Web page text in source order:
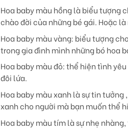
Hoa baby màu hồnglà biểu tượng
chào đời của những bé gái. Hoặc
Hoa baby màu vàng: biểu tượng
trong gia đình mình những bó hoa
Hoa baby màu đỏ:thể hiện tình
đôi lứa.
Hoa baby màu xanhlà sự tin tưởng
xanh cho người mà bạn muốn thể
Hoa baby màu tímlà sự nhẹ